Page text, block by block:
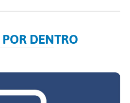
DENTRO